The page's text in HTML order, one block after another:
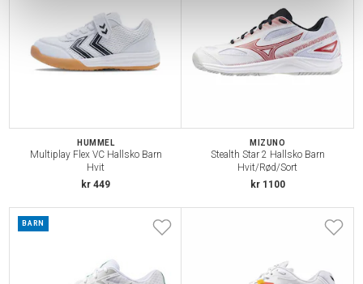
HUMMEL
Multiplay Flex VC Hallsko Barn
Hvit
kr 449
MIZUNO
Stealth Star 2 Hallsko Barn
Hvit/Rød/Sort
kr 1100
BARN